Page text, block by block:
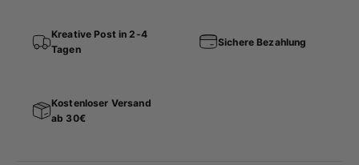
Kreative Post in 2-4
Tagen
Sichere Bezahlung
Kostenloser Versand
ab 30€